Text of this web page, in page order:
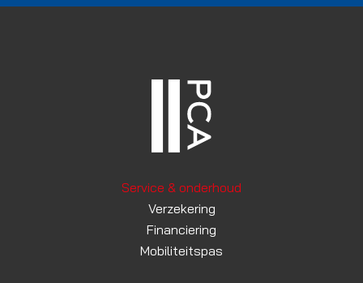
Service & onderhoud
Verzekering
Financiering
Mobiliteitspas